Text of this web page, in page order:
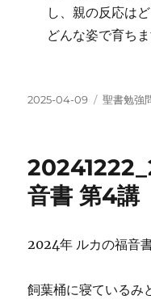
し、親の反応は
どんな姿で育ち
投
2025-04-09
カ
ー
聖書勉強
音書 第4講
2024年 ルカの福音
飼葉桶に寝ているみ